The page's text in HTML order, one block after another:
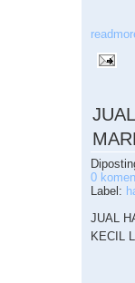
0
Label:
JUAL
KECIL